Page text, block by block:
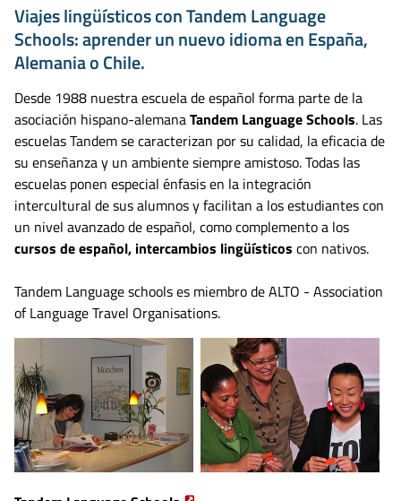
Viajes lingüísticos con Tandem Language
Schools: aprender un nuevo idioma en España,
Alemania o Chile.
Desde 1988 nuestra escuela de español forma parte de la
asociación hispano-alemanaTandem Language Schools. Las
escuelas Tandem se caracterizan por su calidad, la eficacia de
su enseñanza y un ambiente siempre amistoso. Todas las
escuelas ponen especial énfasis en la integración
intercultural de sus alumnos y facilitan a los estudiantes con
un nivel avanzado de español, como complemento a los
cursos de español, intercambios lingüísticos con nativos.
Tandem Language schools es miembro de ALTO - Association
of Language Travel Organisations.